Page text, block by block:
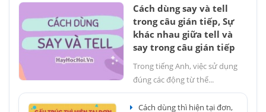
Cách dùng say và tell
trong câu gián tiếp, Sự
khác nhau giữa tell và
say trong câu gián tiếp
Trong tiếng Anh, việc sử dụng
đúng các động từ thể...
Cách dùng thì hiện tại đơn,